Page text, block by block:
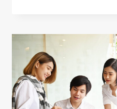
ETSY
SHIP
IN
2026